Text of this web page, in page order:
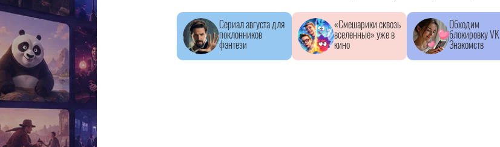
Сериал августа для
поклонников
фэнтези
«Смешарики сквозь
вселенные» уже в
кино
Обходим
блокировку VK
Знакомств